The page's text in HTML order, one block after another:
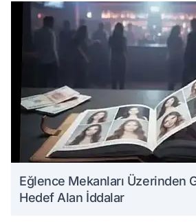
Eğlence Mekanları Üzerinden
Hedef Alan İddalar